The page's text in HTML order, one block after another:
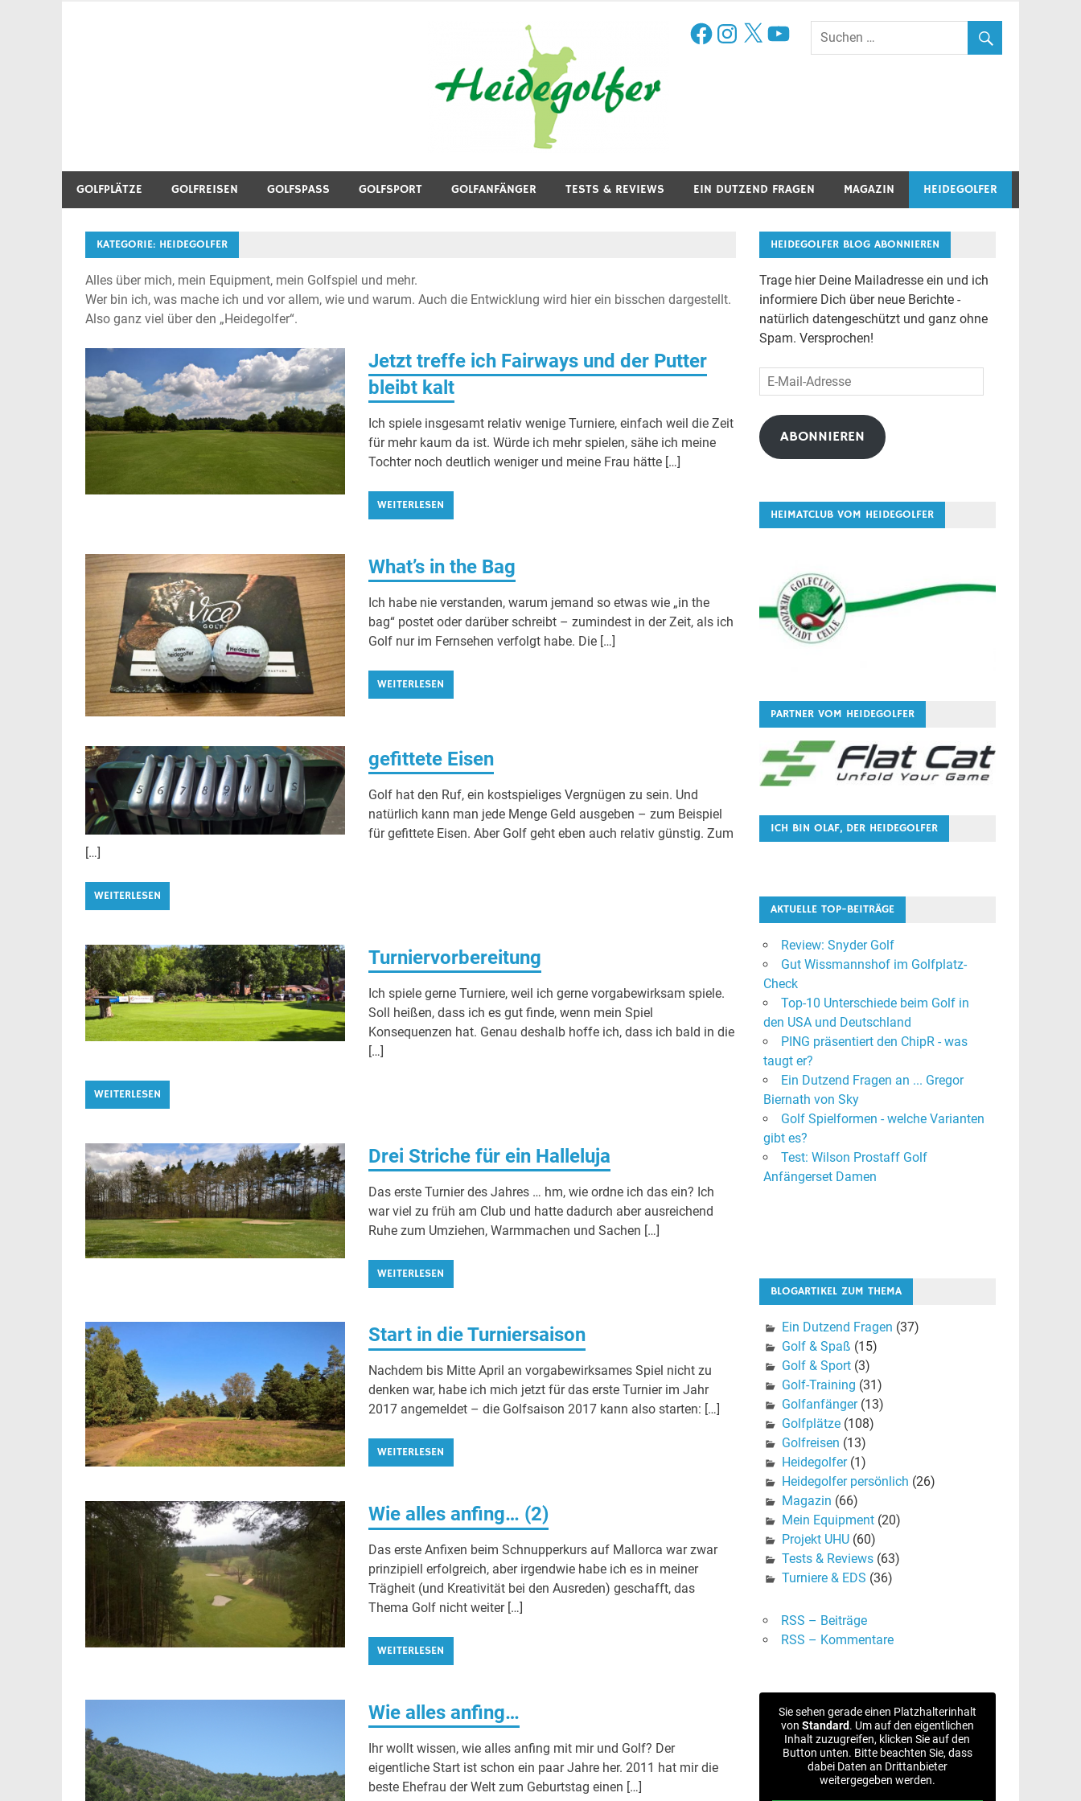
FacebookInstagram
X YouTube
GOLFPLÄTZE GOLFREISEN GOLFSPASS GOLFSPORT GOLFANFÄNGER TESTS & REVIEWS EIN DUTZEND FRAGEN MAGAZIN HEIDEGOLFER
KATEGORIE: HEIDEGOLFER
Alles über mich, mein Equipment, mein Golfspiel und mehr.
Wer bin ich, was mache ich und vor allem, wie und warum. Auch die Entwicklung wird hier ein bisschen dargestellt.
Also ganz viel über den „Heidegolfer“.
Jetzt treffe ich Fairways und der Putter
bleibt kalt
Ich spiele insgesamt relativ wenige Turniere, einfach weil die Zeit
für mehr kaum da ist. Würde ich mehr spielen, sähe ich meine
Tochter noch deutlich weniger und meine Frau hätte […]
WEITERLESEN
What’s in the Bag
Ich habe nie verstanden, warum jemand so etwas wie „in the
bag“ postet oder darüber schreibt – zumindest in der Zeit, als ich
Golf nur im Fernsehen verfolgt habe. Die […]
WEITERLESEN
gefittete Eisen
Golf hat den Ruf, ein kostspieliges Vergnügen zu sein. Und
natürlich kann man jede Menge Geld ausgeben – zum Beispiel
für gefittete Eisen. Aber Golf geht eben auch relativ günstig. Zum
[…]
WEITERLESEN
Turniervorbereitung
Ich spiele gerne Turniere, weil ich gerne vorgabewirksam spiele.
Soll heißen, dass ich es gut finde, wenn mein Spiel
Konsequenzen hat. Genau deshalb hoffe ich, dass ich bald in die
[…]
WEITERLESEN
Drei Striche für ein Halleluja
Das erste Turnier des Jahres … hm, wie ordne ich das ein? Ich
war viel zu früh am Club und hatte dadurch aber ausreichend
Ruhe zum Umziehen, Warmmachen und Sachen […]
WEITERLESEN
Start in die Turniersaison
Nachdem bis Mitte April an vorgabewirksames Spiel nicht zu
denken war, habe ich mich jetzt für das erste Turnier im Jahr
2017 angemeldet – die Golfsaison 2017 kann also starten: […]
WEITERLESEN
Wie alles anfing… (2)
Das erste Anfixen beim Schnupperkurs auf Mallorca war zwar
prinzipiell erfolgreich, aber irgendwie habe ich es in meiner
Trägheit (und Kreativität bei den Ausreden) geschafft, das
Thema Golf nicht weiter […]
WEITERLESEN
Wie alles anfing…
Ihr wollt wissen, wie alles anfing mit mir und Golf? Der
eigentliche Start ist schon ein paar Jahre her. 2011 hat mir die
beste Ehefrau der Welt zum Geburtstag einen […]
HEIDEGOLFER BLOG ABONNIEREN
Trage hier Deine Mailadresse ein und ich
informiere Dich über neue Berichte -
natürlich datengeschützt und ganz ohne
Spam. Versprochen!
E-
Mail-
Adresse
ABONNIEREN
HEIMATCLUB VOM HEIDEGOLFER
PARTNER VOM HEIDEGOLFER
ICH BIN OLAF, DER HEIDEGOLFER
AKTUELLE TOP-BEITRÄGE
Review: Snyder Golf
Gut Wissmannshof im Golfplatz-
Check
Top-10 Unterschiede beim Golf in
den USA und Deutschland
PING präsentiert den ChipR - was
taugt er?
Ein Dutzend Fragen an ... Gregor
Biernath von Sky
Golf Spielformen - welche Varianten
gibt es?
Test: Wilson Prostaff Golf
Anfängerset Damen
BLOGARTIKEL ZUM THEMA
Ein Dutzend Fragen (37)
Golf & Spaß (15)
Golf & Sport(3)
Golf-Training (31)
Golfanfänger(13)
Golfplätze(108)
Golfreisen (13)
Heidegolfer(1)
Heidegolfer persönlich (26)
Magazin (66)
Mein Equipment(20)
Projekt UHU(60)
Tests & Reviews(63)
Turniere & EDS (36)
RSS – Beiträge
RSS – Kommentare
Sie sehen gerade einen Platzhalterinhalt
von Standard. Um auf den eigentlichen
Inhalt zuzugreifen, klicken Sie auf den
Button unten. Bitte beachten Sie, dass
dabei Daten an Drittanbieter
weitergegeben werden.